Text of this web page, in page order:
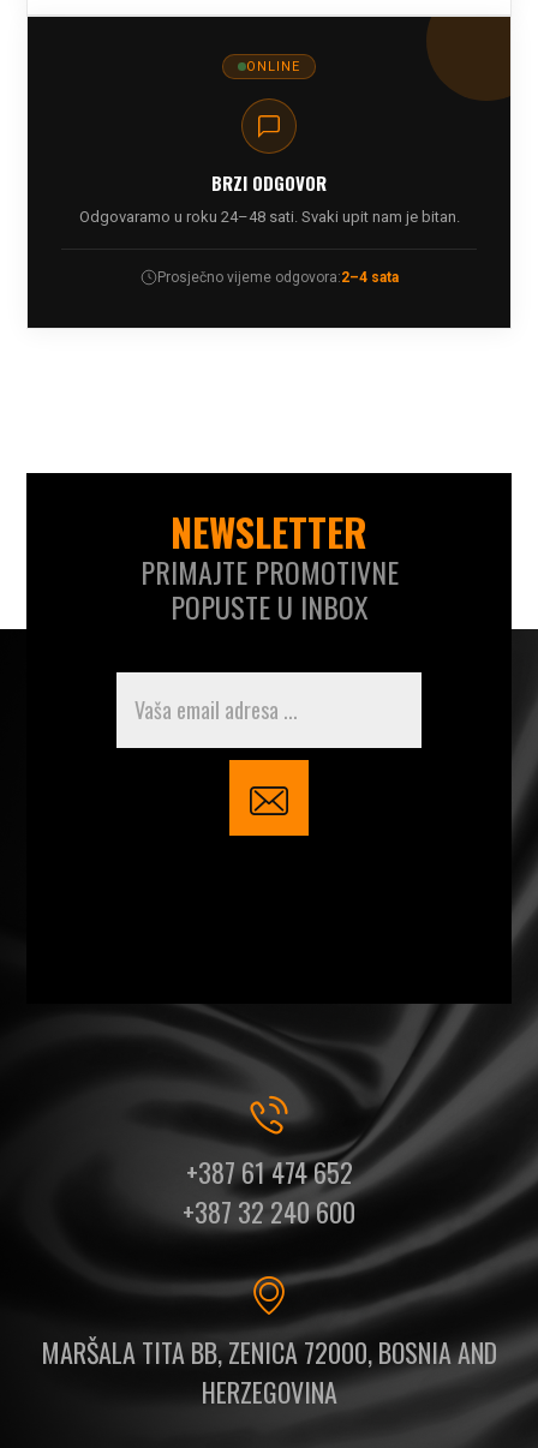
ONLINE
BRZI ODGOVOR
Odgovaramo u roku 24–48 sati. Svaki upit nam je bitan.
Prosječno vijeme odgovora:2–4 sata
NEWSLETTER
PRIMAJTE PROMOTIVNE
POPUSTE U INBOX
+387 61 474 652
+387 32 240 600
MARŠALA TITA BB, ZENICA 72000, BOSNIA AND
HERZEGOVINA